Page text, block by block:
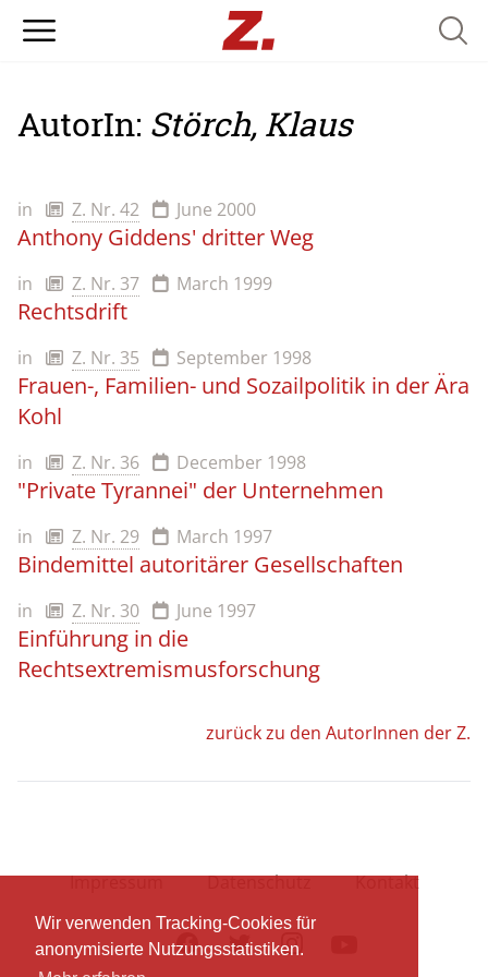
Wir verwenden Tracking-Cookies für
anonymisierte Nutzungsstatistiken.
AutorIn: Störch, Klaus
in Z. Nr. 42 June 2000
Anthony Giddens' dritter Weg
in Z. Nr. 37 March 1999
Rechtsdrift
in Z. Nr. 35 September 1998
Frauen-, Familien- und Sozailpolitik in der Ära
Kohl
in Z. Nr. 36 December 1998
"Private Tyrannei" der Unternehmen
in Z. Nr. 29 March 1997
Bindemittel autoritärer Gesellschaften
in Z. Nr. 30 June 1997
Einführung in die
Rechtsextremismusforschung
zurück zu den AutorInnen der Z.
Impressum Datenschutz Kontakt
FacebookTwitterInstagram